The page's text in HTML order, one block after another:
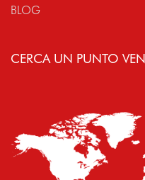
BLOG
CERCA UN PUNTO